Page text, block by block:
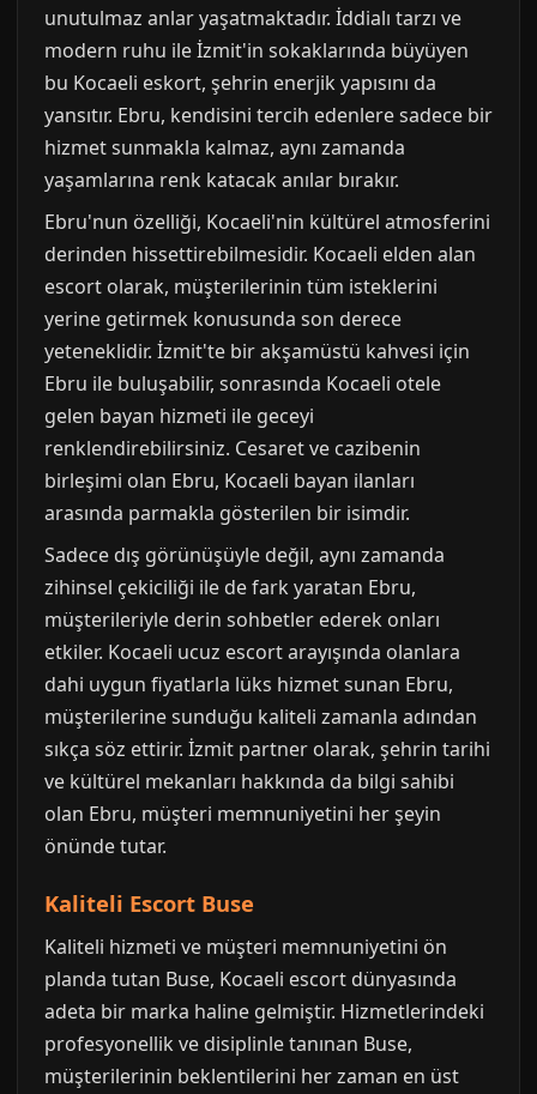
unutulmaz anlar yaşatmaktadır. İddialı tarzı ve
modern ruhu ile İzmit'in sokaklarında büyüyen
bu Kocaeli eskort, şehrin enerjik yapısını da
yansıtır. Ebru, kendisini tercih edenlere sadece bir
hizmet sunmakla kalmaz, aynı zamanda
yaşamlarına renk katacak anılar bırakır.
Ebru'nun özelliği, Kocaeli'nin kültürel atmosferini
derinden hissettirebilmesidir. Kocaeli elden alan
escort olarak, müşterilerinin tüm isteklerini
yerine getirmek konusunda son derece
yeteneklidir. İzmit'te bir akşamüstü kahvesi için
Ebru ile buluşabilir, sonrasında Kocaeli otele
gelen bayan hizmeti ile geceyi
renklendirebilirsiniz. Cesaret ve cazibenin
birleşimi olan Ebru, Kocaeli bayan ilanları
arasında parmakla gösterilen bir isimdir.
Sadece dış görünüşüyle değil, aynı zamanda
zihinsel çekiciliği ile de fark yaratan Ebru,
müşterileriyle derin sohbetler ederek onları
etkiler. Kocaeli ucuz escort arayışında olanlara
dahi uygun fiyatlarla lüks hizmet sunan Ebru,
müşterilerine sunduğu kaliteli zamanla adından
sıkça söz ettirir. İzmit partner olarak, şehrin tarihi
ve kültürel mekanları hakkında da bilgi sahibi
olan Ebru, müşteri memnuniyetini her şeyin
önünde tutar.
Kaliteli Escort Buse
Kaliteli hizmeti ve müşteri memnuniyetini ön
planda tutan Buse, Kocaeli escort dünyasında
adeta bir marka haline gelmiştir. Hizmetlerindeki
profesyonellik ve disiplinle tanınan Buse,
müşterilerinin beklentilerini her zaman en üst